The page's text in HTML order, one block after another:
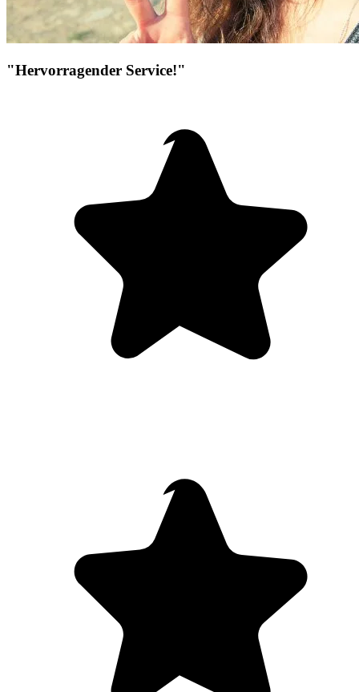
"Hervorragender Service!"